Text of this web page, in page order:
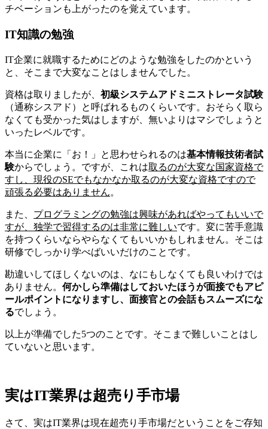
チベーションも上がったのを覚えています。
IT知識の勉強
IT企業に就職するためにどのような勉強をしたのかという
と、そこまで大変なことはしませんでした。
資格は取りましたが、 初級システムアドミニストレータ試験
（通称シスアド）と呼ばれるものくらいです。おそらく取ら
なくても受かった気はしますが、無いよりはマシでしょうと
いったレベルです。
本当に企業に「お！」と思わせられるのは基本情報技術者試
験からでしょう。ですが、これは取るのが大変な国家資格で
すし、現役のSEでもなかなか取るのが大変な資格ですので
頑張る必要はありません。
また、 プログラミングの勉強は興味があればやってもいいで
すが、独学で習得するのは非常に難しいです。変に苦手意識
を持つくらいならやらなくてもいいかもしれません。そこは
研修でしっかり学べばいいだけのことです。
勘違いしてほしくないのは、なにもしなくても良いわけでは
ありません。 何かしら準備はしておいたほうが面接でもアピ
ールポイントになりますし、面接官との会話もスムーズにな
るでしょう。
以上が準備でした5つのことです。そこまで難しいことはし
ていないと思います。
実はIT業界は超売り手市場
さて、実はIT業界は現在超売り手市場だということをご存知